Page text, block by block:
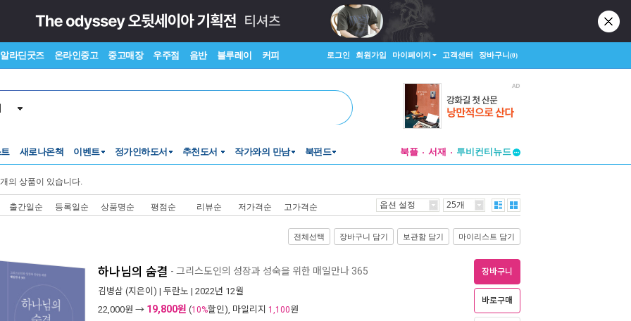
알라딘굿즈 온라인중고 중고매장 우주점 음반 블루레이 커피 로그인 회원가입 마이페이지 고객센터 장바구니(0)
새로나온책 이벤트 정가인하도서 추천도서 작가와의 만남 북펀드 북플 서재
투비컨티뉴드
개의 상품이 있습니다.
출간일순 등록일순 상품명순 평점순 리뷰순 저가격순 고가격순 옵션 설정 25개
전체선택 장바구니 담기 보관함 담기 마이리스트 담기
하나님의 숨결 - 그리스도인의 성장과 성숙을 위한 매일만나 365
김병삼 (지은이) | 두란노 | 2022년 12월
22,000원 → 19,800원 (10%할인), 마일리지 1,100원
장바구니
바로구매